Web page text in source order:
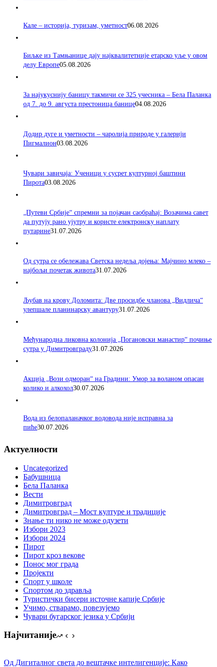
Кале – историја, туризам, уметност06.08.2026
Биљке из Тамњанице дају најквалитетније етарско уље у овом
делу Европе05.08.2026
За најукуснију баницу такмичи се 325 учесника – Бела Паланка
од 7. до 9. августа престоница банице04.08.2026
Додир дуге и уметности – чаролија природе у галерији
Пигмалион03.08.2026
Чувари завичаја: Ученици у сусрет културној баштини
Пирота03.08.2026
„Путеви Србије“ спремни за појачан саобраћај: Возачима савет
да путују рано ујутру и користе електронску наплату
путарине31.07.2026
Од сутра се обележава Светска недеља дојења: Мајчино млеко –
најбољи почетак живота31.07.2026
Љубав на крову Доломита: Две просидбе чланова „Видлича“
улепшале планинарску авантуру31.07.2026
Међународна ликовна колонија „Погановски манастир“ почиње
сутра у Димитровграду31.07.2026
Акција „Вози одморан“ на Градини: Умор за воланом опасан
колико и алкохол30.07.2026
Вода из белопаланачког водовода није исправна за
пиће30.07.2026
Актуелности
Uncategorized
Бабушница
Бела Паланка
Вести
Димитровград
Димитровград – Мост културе и традиције
Знање ти нико не може одузети
Избори 2023
Избори 2024
Пирот
Пирот кроз векове
Понос мог града
Пројекти
Спорт у школе
Спортом до здравља
Туристички бисери источне капије Србије
Учимо, стварамо, повезујемо
Чувари бугарског језика у Србији
Најчитаније
Од Дигиталног света до вештачке интелигенције: Како